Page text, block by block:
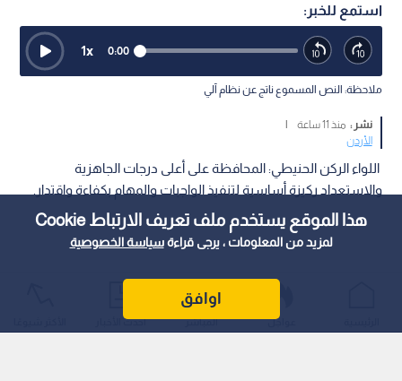
هذا الموقع يستخدم ملف تعريف الارتباط Cookie
لمزيد من المعلومات ، يرجى قراءةسياسة الخصوصية
اوافق
استمع للخبر:
0:00
1x
ملاحظة: النص المسموع ناتج عن نظام آلي
نشر : منذ 11 ساعة
|
الأردن
اللواء الركن الحنيطي: المحافظة على أعلى درجات الجاهزية
والاستعداد ركيزة أساسية لتنفيذ الواجبات والمهام بكفاءة واقتدار.
عواجل المباشر أحدث الأخبار